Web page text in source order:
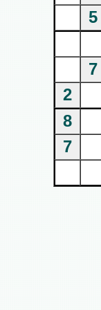
5
7
2
8
7